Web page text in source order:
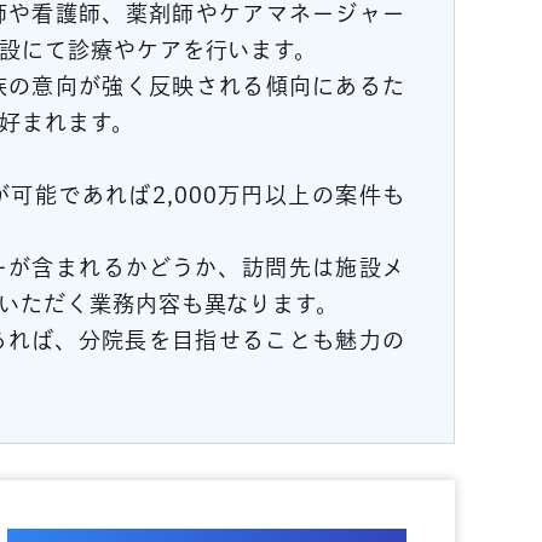
看護師、薬剤師やケアマネージャー
にて診療やケアを行います。
意向が強く反映される傾向にあるた
まれます。
能であれば2,000万円以上の案件も
含まれるかどうか、訪問先は施設メ
ただく業務内容も異なります。
ば、分院長を目指せることも魅力の